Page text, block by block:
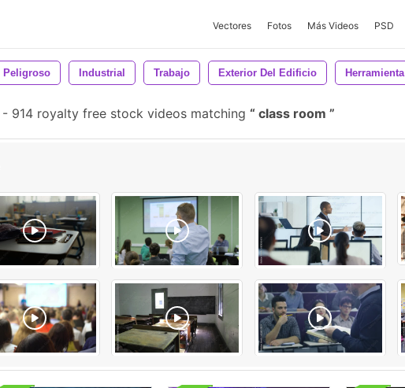
Vectores Fotos Más Videos PSD
Peligroso Industrial Trabajo Exterior Del Edificio Herramienta
- 914 royalty free stock videos matching class room